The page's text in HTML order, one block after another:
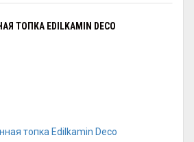
ТОПКА EDILKAMIN DECO